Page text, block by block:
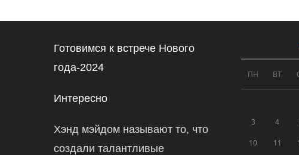
Готовимся к встрече Нового
года-2024
Интересно
Хэнд мэйдом называют то, что
создали талантливые
ПН ВТ
3 4
10 11